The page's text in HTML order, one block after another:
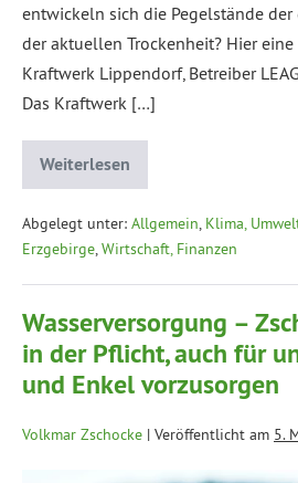
entwickeln sich die Pegelstände
der aktuellen Trockenheit? Hier
Kraftwerk Lippendorf, Betreiber
Das Kraftwerk […]
Weiterlesen
Abgelegt unter: Allgemein, Klima,
Erzgebirge,Wirtschaft, Finanzen
Wasserversorgung –
in der Pflicht, auch für
und Enkel vorzusorgen
Volkmar Zschocke | Veröffentlicht am 5.